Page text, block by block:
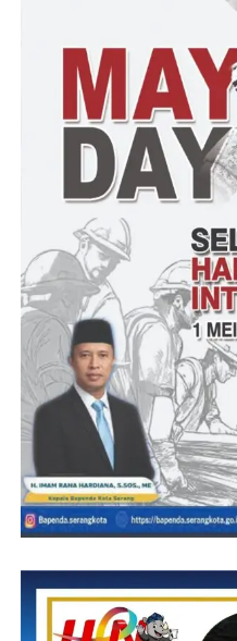
“Dan selanjutnya, kegiatan
dan diteruskan ke Pemkab
ambil yang skala prioritas,”
Endih selaku Kasi Ekbang
desa benar-benar
pembangunan, “Artinya,
wilayah yang urgent tapi tidak
urgent dibangun. Inilah
saling evaluasi agar program
rakyat dan jangan lupa ketika
baik sesuai dengan aturan